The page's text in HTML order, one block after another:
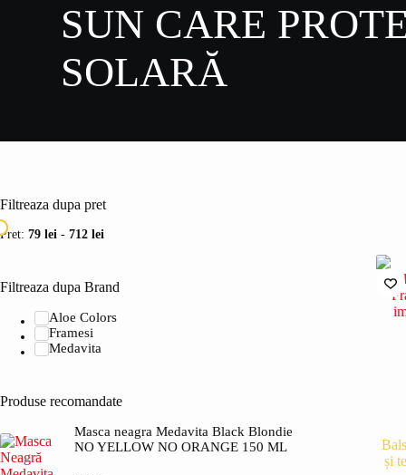
SUN CARE
SOLARĂ
și
Filtreaza dupa pret
Pret: 79 lei - 712 lei
Filtreaza dupa Brand
Aloe Colors
Framesi
Medavita
Produse recomandate
Masca neagra Medavita Black Blondie
NO YELLOW NO ORANGE 150 ML